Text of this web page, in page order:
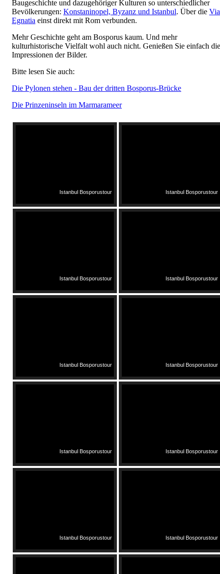
Baugeschichte und dazugehöriger Kulturen so unterschiedlicher
Bevölkerungen: Konstaninopel, Byzanz und Istanbul. Über die Via
Egnatia einst direkt mit Rom verbunden.
Mehr Geschichte geht am Bosporus kaum. Und mehr
kulturhistorische Vielfalt wohl auch nicht. Genießen Sie einfach die
Impressionen der Bilder.
Bitte lesen Sie auch:
Die Pylonen stehen - Bau der dritten Bosporus-Brücke
Die Prinzeninseln im Marmarameer
Istanbul Bosporustour Istanbul Bosporustour
Istanbul Bosporustour Istanbul Bosporustour
Istanbul Bosporustour Istanbul Bosporustour
Istanbul Bosporustour Istanbul Bosporustour
Istanbul Bosporustour Istanbul Bosporustour